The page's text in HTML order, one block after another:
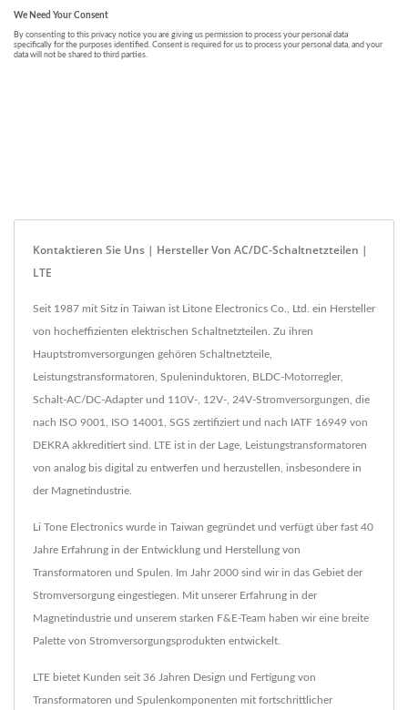
Kontaktieren Sie Uns | Hersteller Von AC/DC-Schaltnetzteilen |
LTE
Seit 1987 mit Sitz in Taiwan ist Litone Electronics Co., Ltd. ein Hersteller
von hocheffizienten elektrischen Schaltnetzteilen. Zu ihren
Hauptstromversorgungen gehören Schaltnetzteile,
Leistungstransformatoren, Spuleninduktoren, BLDC-Motorregler,
Schalt-AC/DC-Adapter und 110V-, 12V-, 24V-Stromversorgungen, die
nach ISO 9001, ISO 14001, SGS zertifiziert und nach IATF 16949 von
DEKRA akkreditiert sind. LTE ist in der Lage, Leistungstransformatoren
von analog bis digital zu entwerfen und herzustellen, insbesondere in
der Magnetindustrie.
Li Tone Electronics wurde in Taiwan gegründet und verfügt über fast 40
Jahre Erfahrung in der Entwicklung und Herstellung von
Transformatoren und Spulen. Im Jahr 2000 sind wir in das Gebiet der
Stromversorgung eingestiegen. Mit unserer Erfahrung in der
Magnetindustrie und unserem starken F&E-Team haben wir eine breite
Palette von Stromversorgungsprodukten entwickelt.
LTE bietet Kunden seit 36 Jahren Design und Fertigung von
Transformatoren und Spulenkomponenten mit fortschrittlicher